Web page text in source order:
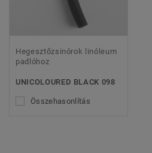
Hegesztőzsinórok linóleum
padlóhoz
UNICOLOURED BLACK 098
Összehasonlítás